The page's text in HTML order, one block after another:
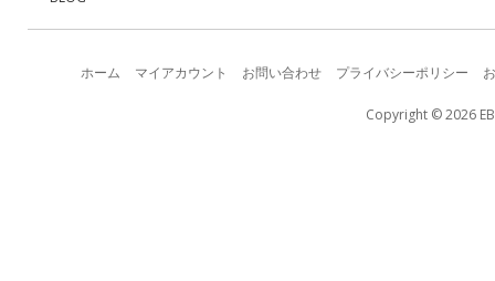
ホーム マイアカウント お問い合わせ プライバシーポリシー
Copyright © 2026